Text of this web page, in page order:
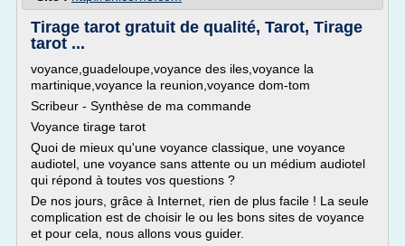
Tirage tarot gratuit de qualité, Tarot, Tirage
tarot ...
voyance,guadeloupe,voyance des iles,voyance la
martinique,voyance la reunion,voyance dom-tom
Scribeur - Synthèse de ma commande
Voyance tirage tarot
Quoi de mieux qu'une voyance classique, une voyance
audiotel, une voyance sans attente ou un médium audiotel
qui répond à toutes vos questions ?
De nos jours, grâce à Internet, rien de plus facile ! La seule
complication est de choisir le ou les bons sites de voyance
et pour cela, nous allons vous guider.